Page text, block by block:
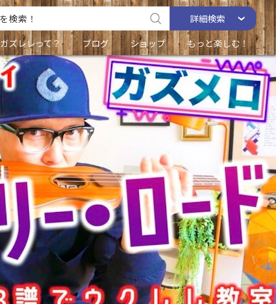
詳細検索
ガズレレって？ ブログ ショップ もっと楽しむ！